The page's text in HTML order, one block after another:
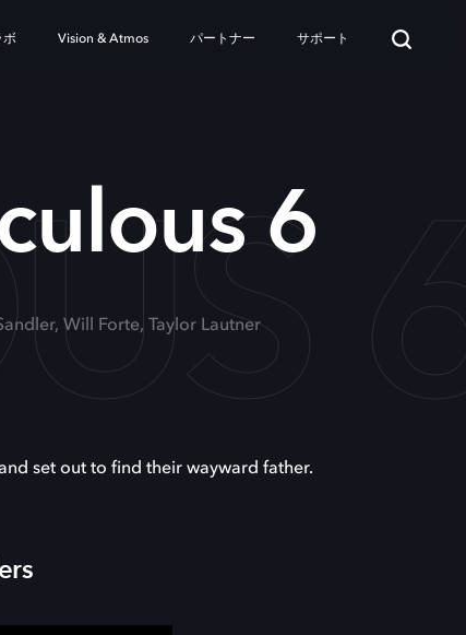
ボ Vision & Atmos パートナー サポート
6
Will Forte, Taylor Lautner
set out to find their wayward father.